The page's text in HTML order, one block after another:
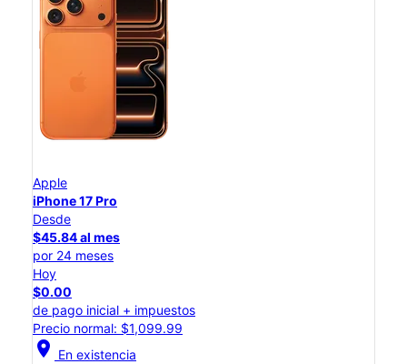
Apple
iPhone 17 Pro
Desde
$45.84 al mes
por 24 meses
Hoy
$0.00
de pago inicial + impuestos
Precio normal: $1,099.99
location_on En existencia